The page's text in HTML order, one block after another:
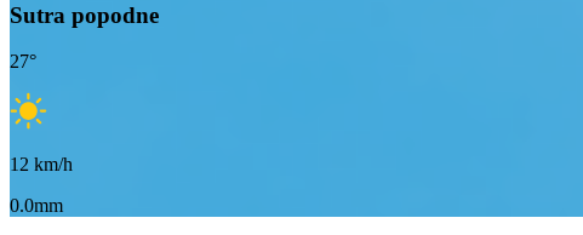
Sutra popodne
27°
12 km/h
0.0mm